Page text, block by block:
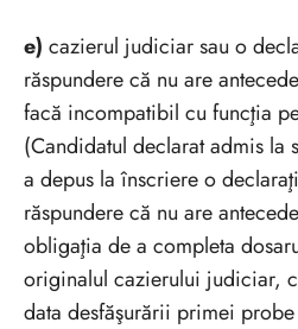
e) cazierul judiciar sau o
răspundere că nu are
facă incompatibil cu funcţia
(Candidatul declarat admis la
a depus la înscriere o
răspundere că nu are
obligaţia de a completa
originalul cazierului judiciar,
data desfăşurării primei